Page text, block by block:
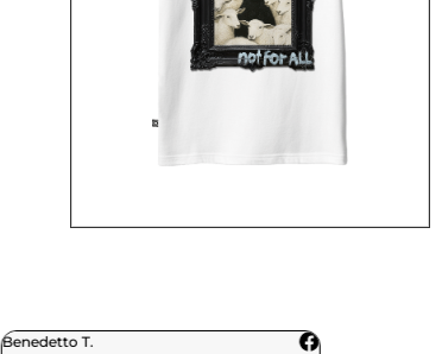
Benedetto T.